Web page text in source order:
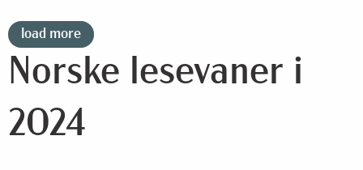
load more
Norske lesevaner i
2024